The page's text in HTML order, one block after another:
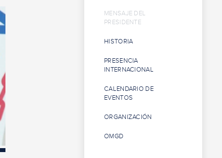
MENSAJE DEL
PRESIDENTE
HISTORIA
PRESENCIA
INTERNACIONAL
CALENDARIO DE
EVENTOS
ORGANIZACIÓN
OMGD